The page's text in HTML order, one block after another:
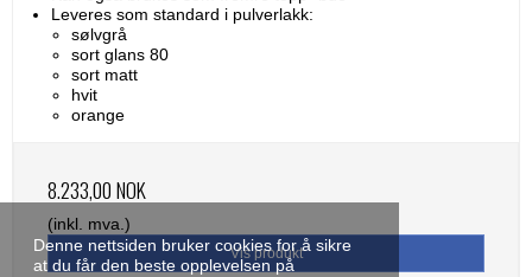
Denne nettsiden bruker cookies for å sikre
at du får den beste opplevelsen på
Leveres som standard i pulverlakk:
sølvgrå
sort glans 80
sort matt
hvit
orange
8.233,00 NOK
(inkl. mva.)
Vis produkt